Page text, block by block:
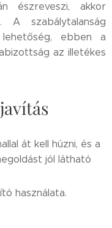
észreveszi, akkor
szabálytalanság
ebben a
az illetékes
át kell húzni, és a
jól látható
használata.